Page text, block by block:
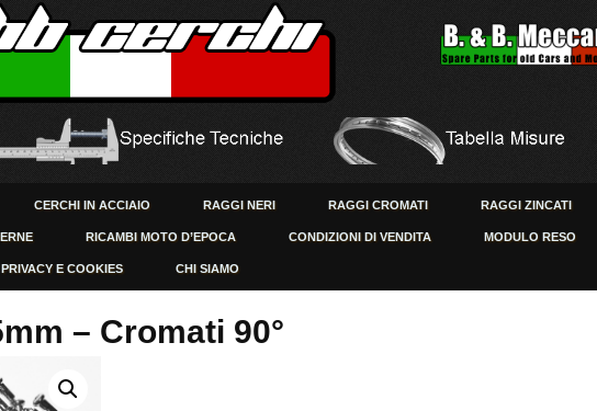
CERCHI IN ACCIAIO RAGGI NERI RAGGI CROMATI RAGGI ZINCATI
RICAMBI MOTO D’EPOCA CONDIZIONI DI VENDITA MODULO RESO
PRIVACY E COOKIES CHI SIAMO
– Cromati 90°